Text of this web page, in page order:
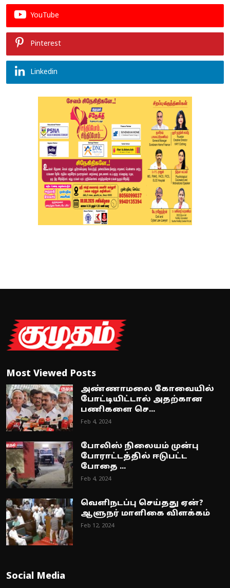
YouTube
Pinterest
Linkedin
Most Viewed Posts
அண்ணாமலை கோவையில்
போட்டியிட்டால் அதற்கான
பணிகளை செ...
Feb 4, 2024
போலிஸ் நிலையம் முன்பு
போராட்டத்தில் ஈடுபட்ட
போதை ...
Feb 4, 2024
வெளிநடப்பு செய்தது ஏன்?
ஆளுநர் மாளிகை விளக்கம்
Feb 12, 2024
Social Media